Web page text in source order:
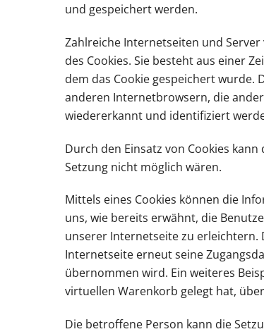
und gespeichert werden.
Zahlreiche Internetseiten und Server
des Cookies. Sie besteht aus einer
dem das Cookie gespeichert
anderen Internetbrowsern, die
wiedererkannt und identifiziert
Durch den Einsatz von Cookies
Setzung nicht möglich wären.
Mittels eines Cookies können die
uns, wie bereits erwähnt, die
unserer Internetseite zu erleichtern.
Internetseite erneut seine
übernommen wird. Ein weiteres
virtuellen Warenkorb gelegt hat,
Die betroffene Person kann die